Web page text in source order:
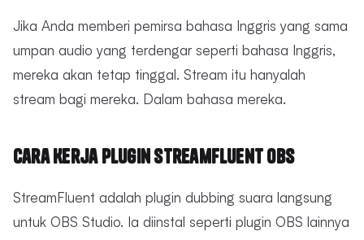
Jika Anda memberi pemirsa bahasa Inggris yang sama
umpan audio yang terdengar seperti bahasa Inggris,
mereka akan tetap tinggal. Stream itu hanyalah
stream bagi mereka. Dalam bahasa mereka.
Cara Kerja Plugin StreamFluent OBS
StreamFluent adalah plugin dubbing suara langsung
untuk OBS Studio. Ia diinstal seperti plugin OBS lainnya